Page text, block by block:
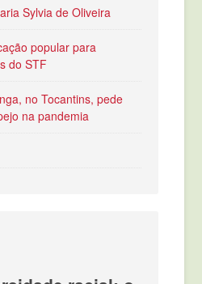
Sylvia de Oliveira
popular para
do STF
no Tocantins, pede
na pandemia